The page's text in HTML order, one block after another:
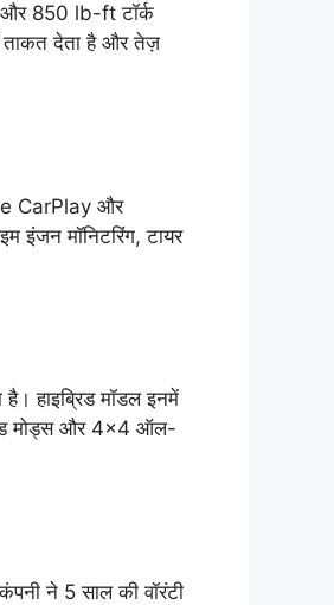
और 850 lb-ft टॉर्क
ताकत देता है और तेज़
CarPlay और
इंजन मॉनिटरिंग, टायर
हाइब्रिड मॉडल इनमें
मोड्स और 4×4 ऑल-
ने 5 साल की वॉरंटी